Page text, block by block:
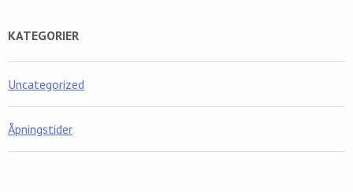
KATEGORIER
Uncategorized
Åpningstider